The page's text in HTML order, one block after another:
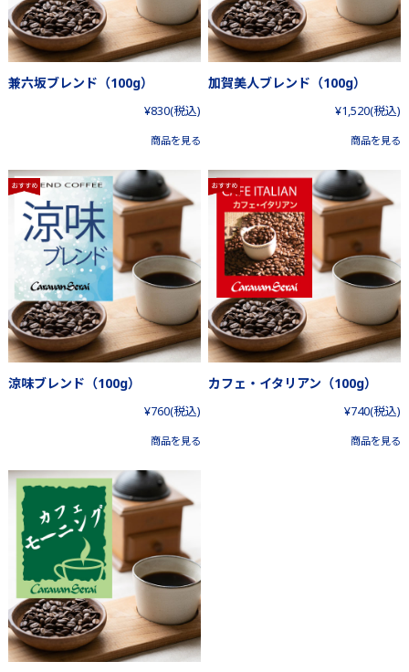
兼六坂ブレンド（100g）
¥830(税込)
商品を見る
加賀美人ブレンド（100g）
¥1,520(税込)
商品を見る
涼味ブレンド（100g）
¥760(税込)
商品を見る
カフェ・イタリアン（100g）
¥740(税込)
商品を見る